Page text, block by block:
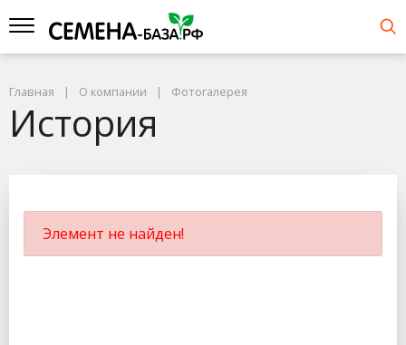
Главная О компании Фотогалерея
История
Элемент не найден!